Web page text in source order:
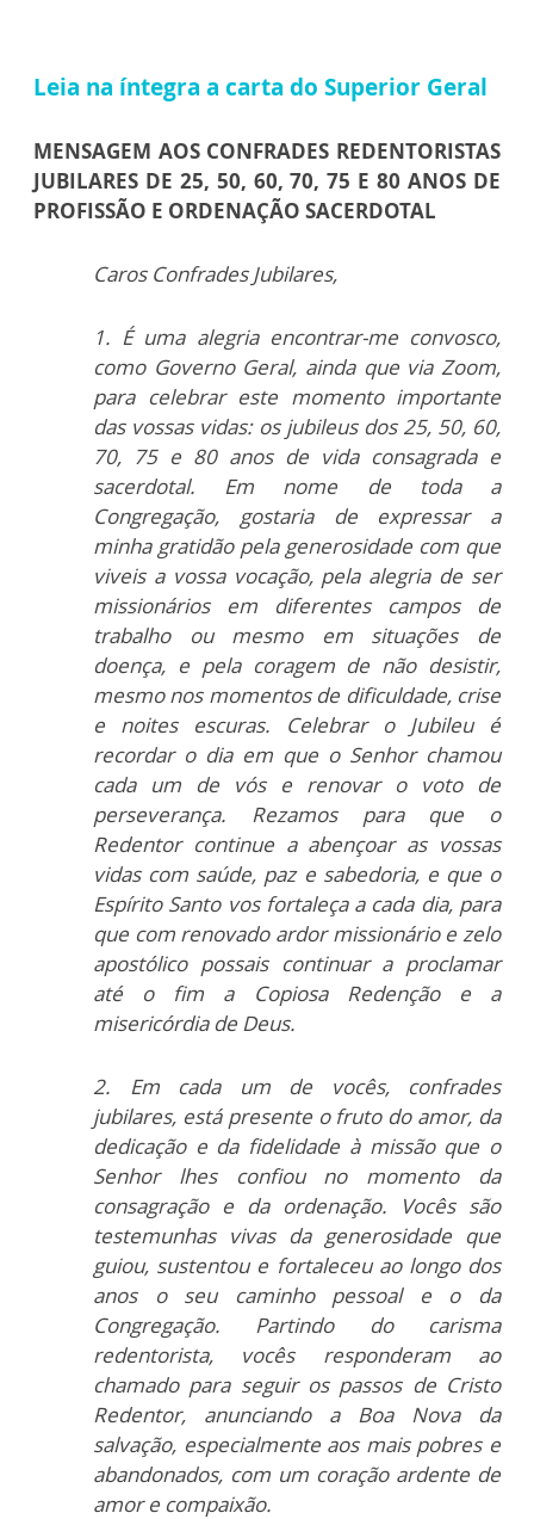
Leia na íntegra a carta do Superior Geral
MENSAGEM AOS CONFRADES REDENTORISTAS
JUBILARES DE 25, 50, 60, 70, 75 E 80 ANOS DE
PROFISSÃO E ORDENAÇÃO SACERDOTAL
Caros Confrades Jubilares,
1. É uma alegria encontrar-me convosco,
como Governo Geral, ainda que via Zoom,
para celebrar este momento importante
das vossas vidas: os jubileus dos 25, 50, 60,
70, 75 e 80 anos de vida consagrada e
sacerdotal. Em nome de toda a
Congregação, gostaria de expressar a
minha gratidão pela generosidade com que
viveis a vossa vocação, pela alegria de ser
missionários em diferentes campos de
trabalho ou mesmo em situações de
doença, e pela coragem de não desistir,
mesmo nos momentos de dificuldade, crise
e noites escuras. Celebrar o Jubileu é
recordar o dia em que o Senhor chamou
cada um de vós e renovar o voto de
perseverança. Rezamos para que o
Redentor continue a abençoar as vossas
vidas com saúde, paz e sabedoria, e que o
Espírito Santo vos fortaleça a cada dia, para
que com renovado ardor missionário e zelo
apostólico possais continuar a proclamar
até o fim a Copiosa Redenção e a
misericórdia de Deus.
2. Em cada um de vocês, confrades
jubilares, está presente o fruto do amor, da
dedicação e da fidelidade à missão que o
Senhor lhes confiou no momento da
consagração e da ordenação. Vocês são
testemunhas vivas da generosidade que
guiou, sustentou e fortaleceu ao longo dos
anos o seu caminho pessoal e o da
Congregação. Partindo do carisma
redentorista, vocês responderam ao
chamado para seguir os passos de Cristo
Redentor, anunciando a Boa Nova da
salvação, especialmente aos mais pobres e
abandonados, com um coração ardente de
amor e compaixão.